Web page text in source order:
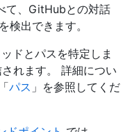
て、GitHubとの対話
検出できます。
ドとパスを特定しま
れます。 詳細につい
パス 」を参照してくだ